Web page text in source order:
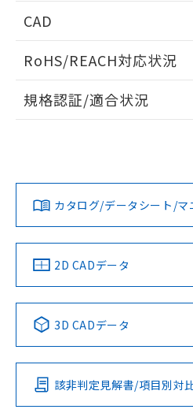
CAD
ドすることができます。
ログイン/会
ダウンロードデータをご利用い
みください。
ソフトウェアの使用条件
RoHS/REACH対応状況
EU RoHS 注意事項・凡例
対応済み
中国 RoHS 注意事項・凡例
Pb Hg
O
規格認証/適合状況
カタログ/データシート/マ
2D CADデータ
3D CADデータ
該非判定見解書/項目別対